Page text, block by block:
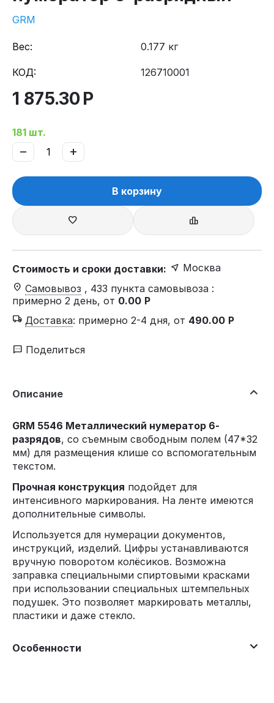
GRM
Вес: 0.177 кг
КОД: 126710001
1 875.30Р
181 шт.
+
−
В корзину
Стоимость и сроки доставки:
Москва
Самовывоз , 433 пункта самовывоза :
примерно 2 день, от 0.00 Р
Доставка: примерно 2-4 дня, от 490.00 Р
Поделиться
Описание
GRM 5546 Металлический нумератор 6-
разрядов, со съемным свободным полем (47*32
мм) для размещения клише со вспомогательным
текстом.
Прочная конструкция подойдет для
интенсивного маркирования. На ленте имеются
дополнительные символы.
Используется для нумерации документов,
инструкций, изделий. Цифры устанавливаются
вручную поворотом колёсиков. Возможна
заправка специальными спиртовыми красками
при использовании специальных штемпельных
подушек. Это позволяет маркировать металлы,
пластики и даже стекло.
Особенности